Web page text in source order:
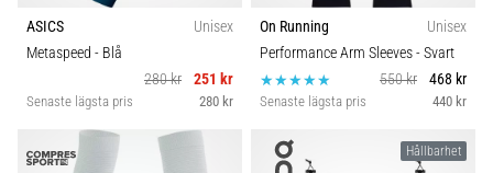
ASICS
Unisex
Metaspeed - Blå
280 kr
251 kr
Senaste lägsta pris 280 kr
On Running
Unisex
Performance Arm Sleeves- Svart
550 kr
468 kr
Senaste lägsta pris 440 kr
Hållbarhet